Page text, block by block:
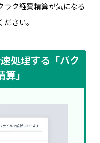
ラク経費精算が気になる
さい。
処理する「バク
」